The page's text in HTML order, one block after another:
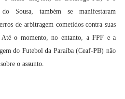
Sousa, também se manifestaram
de arbitragem cometidos contra suas
Até o momento, no entanto, a FPF e a
do Futebol da Paraíba (Ceaf-PB) não
o assunto.